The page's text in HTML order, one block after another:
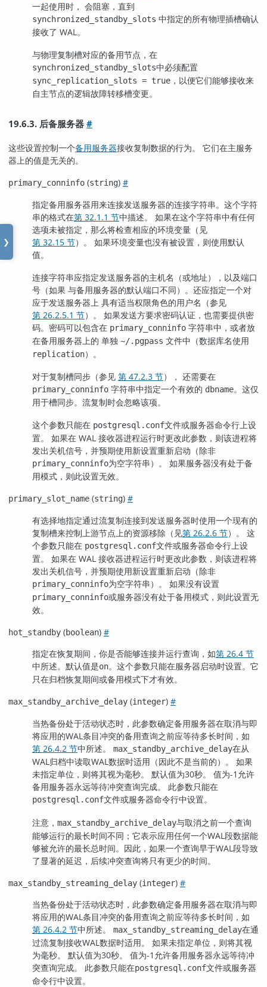
❯
一起使用时， 会阻塞，直到
synchronized_standby_slots 中指定的所有物理插槽确认
接收了 WAL。
与物理复制槽对应的备用节点，在
synchronized_standby_slots中必须配置
sync_replication_slots = true ，以便它们能够接收来
自主节点的逻辑故障转移槽变更。
19.6.3. 后备服务器#
这些设置控制一个备用服务器接收复制数据的行为。 它们在主服务
器上的值是无关的。
primary_conninfo (string) #
指定备用服务器用来连接发送服务器的连接字符串。这个字符
串的格式在第 32.1.1 节中描述。 如果在这个字符串中有任何
选项未被指定，那么将检查相应的环境变量（见
第 32.15 节）。 如果环境变量也没有被设置，则使用默认
值。
连接字符串应指定发送服务器的主机名（或地址），以及端口
号（如果 与备用服务器的默认端口不同）。还应指定一个对
应于发送服务器上 具有适当权限角色的用户名（参见
第 26.2.5.1 节）。 如果发送方要求密码认证，也需要提供密
码。密码可以包含在 primary_conninfo 字符串中，或者放
在备用服务器上的 单独 ~/.pgpass 文件中（数据库名使用
replication）。
对于复制槽同步（参见 第 47.2.3 节）， 还需要在
primary_conninfo 字符串中指定一个有效的 dbname。这仅
用于槽同步。流复制时会忽略该项。
这个参数只能在 postgresql.conf文件或服务器命令行上设
置。 如果在 WAL 接收器进程运行时更改此参数，则该进程将
发出关机信号，并预期使用新设置重新启动（除非
primary_conninfo为空字符串）。 如果服务器没有处于备
用模式，则此设置无效。
primary_slot_name (string) #
有选择地指定通过流复制连接到发送服务器时使用一个现有的
复制槽来控制上游节点上的资源移除（见第 26.2.6 节）。 这
个参数只能在 postgresql.conf文件或服务器命令行上设
置。 如果在 WAL 接收器进程运行时更改此参数，则该进程将
发出关机信号，并预期使用新设置重新启动（除非
primary_conninfo为空字符串）。 如果没有设置
primary_conninfo或服务器没有处于备用模式，则此设置无
效。
hot_standby (boolean) #
指定在恢复期间，你是否能够连接并运行查询，如第 26.4 节
中所述。默认值是on。这个参数只能在服务器启动时设置。它
只在归档恢复期间或备用模式下才有效。
max_standby_archive_delay (integer) #
当热备份处于活动状态时，此参数确定备用服务器在取消与即
将应用的WAL条目冲突的备用查询之前应等待多长时间，如
第 26.4.2 节中所述。 max_standby_archive_delay在从
WAL归档中读取WAL数据时适用（因此不是当前的）。 如果
未指定单位，则将其视为毫秒。 默认值为30秒。 值为-1允许
备用服务器永远等待冲突查询完成。 此参数只能在
postgresql.conf文件或服务器命令行中设置。
注意， max_standby_archive_delay与取消之前一个查询
能够运行的最长时间不同；它表示应用任何一个WAL段数据能
够被允许的最长总时间。因此，如果一个查询早于WAL段导致
了显著的延迟，后续冲突查询将只有更少的时间。
max_standby_streaming_delay (integer) #
当热备份处于活动状态时，此参数确定备用服务器在取消与即
将应用的WAL条目冲突的备用查询之前应等待多长时间，如
第 26.4.2 节中所述。 max_standby_streaming_delay在通
过流复制接收WAL数据时适用。 如果未指定单位，则将其视
为毫秒。 默认值为30秒。 值为-1允许备用服务器永远等待冲
突查询完成。 此参数只能在postgresql.conf文件或服务器
命令行中设置。